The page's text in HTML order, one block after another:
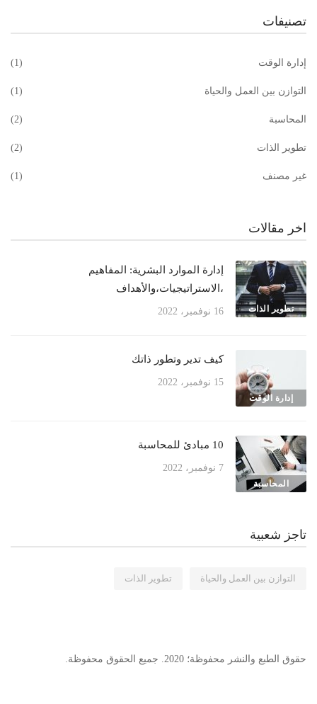
تصنيفات
إدارة الوقت (1)
التوازن بين العمل والحياة (1)
المحاسبة (2)
تطوير الذات (2)
غير مصنف (1)
اخر مقالات
تطوير الذات
إدارة الموارد البشرية: المفاهيم
،الاستراتيجيات،والأهداف
16 نوفمبر، 2022
إدارة الوقت
كيف تدير وتطور ذاتك
15 نوفمبر، 2022
المحاسبة
10 مبادئ للمحاسبة
7 نوفمبر، 2022
تاجز شعبية
التوازن بين العمل والحياة تطوير الذات
حقوق الطبع والنشر محفوظة؛ 2020. جميع الحقوق محفوظة.